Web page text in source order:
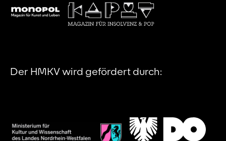
Der HMKV wird gefördert durch: